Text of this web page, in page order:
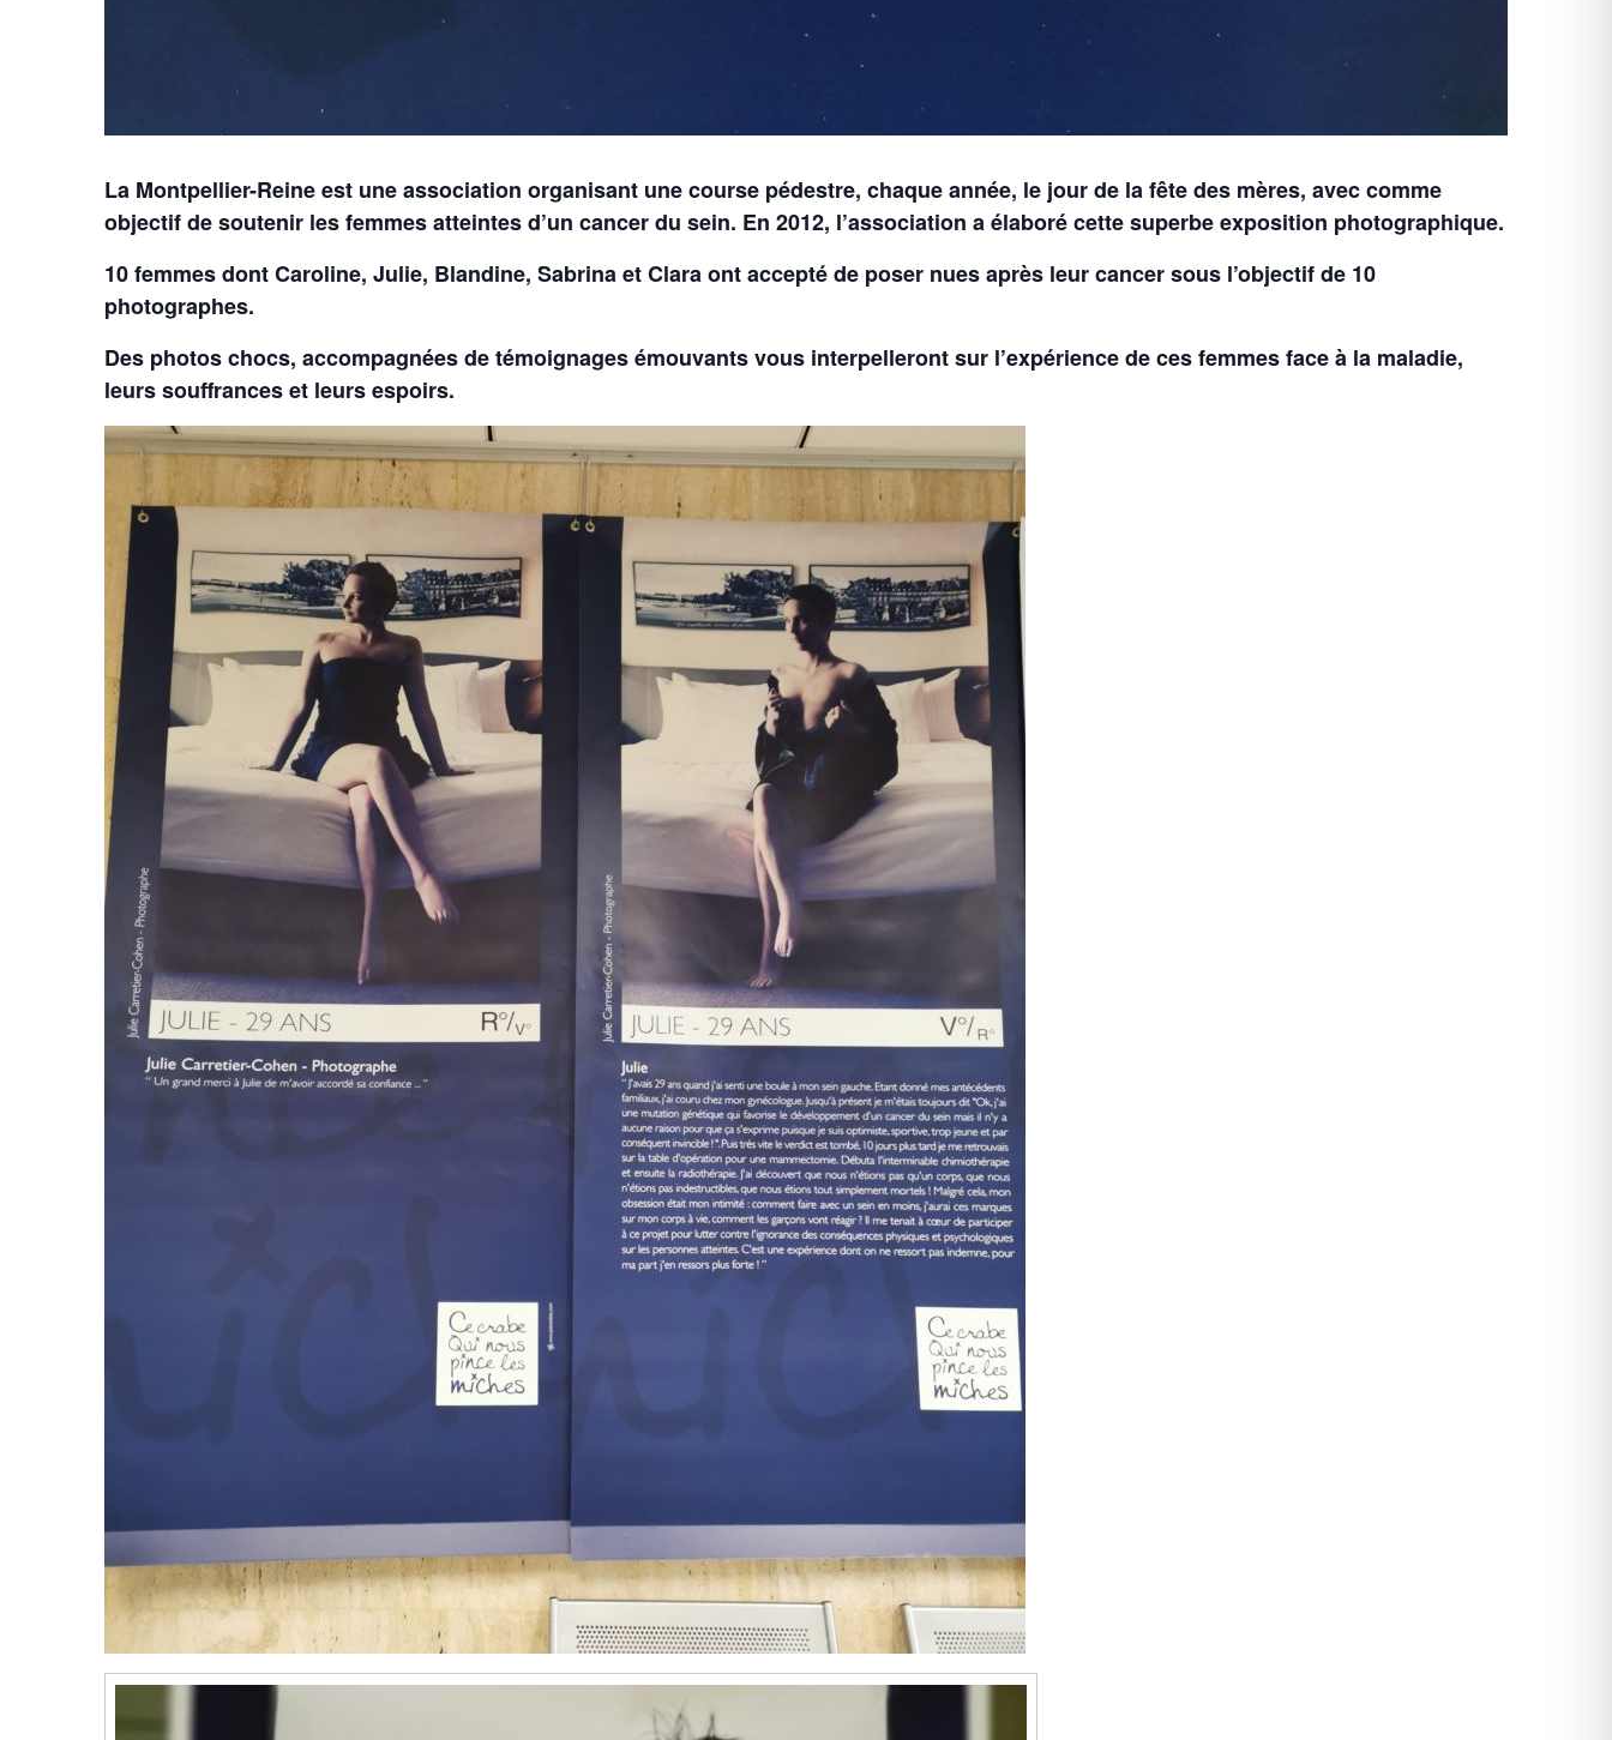
La Montpellier-Reine est une association organisant une course pédestre, chaque année, le jour de la fête des mères, avec comme
objectif de soutenir les femmes atteintes d’un cancer du sein. En 2012, l’association a élaboré cette superbe exposition photographique.
10 femmes dont Caroline, Julie, Blandine, Sabrina et Clara ont accepté de poser nues après leur cancer sous l’objectif de 10
photographes.
Des photos chocs, accompagnées de témoignages émouvants vous interpelleront sur l’expérience de ces femmes face à la maladie,
leurs souffrances et leurs espoirs.